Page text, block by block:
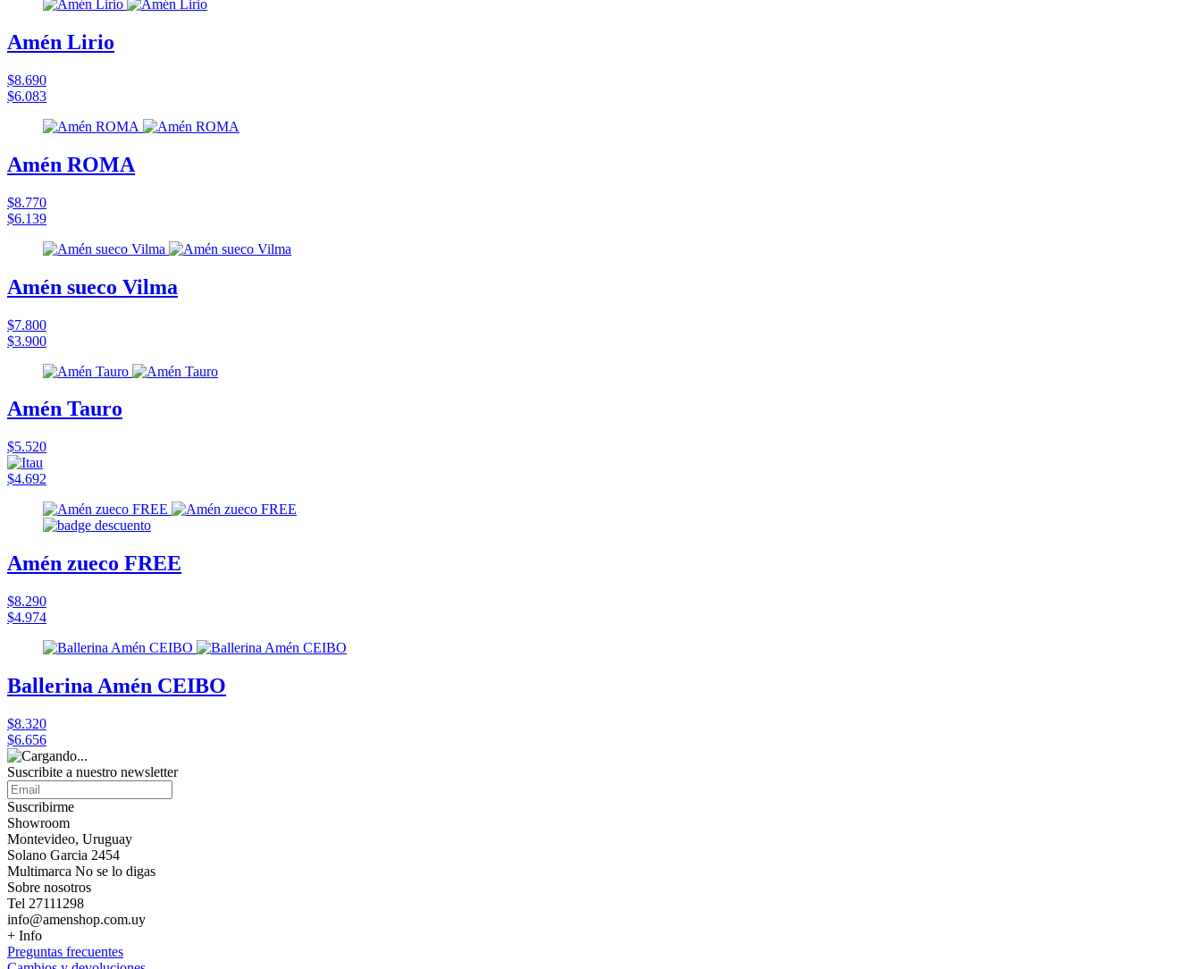
Amén Lirio
$8.690
$6.083
Amén ROMA
$8.770
$6.139
Amén sueco Vilma
$7.800
$3.900
Amén Tauro
$5.520
$4.692
Amén zueco FREE
$8.290
$4.974
Ballerina Amén CEIBO
$8.320
$6.656
Suscribite a nuestro newsletter
Suscribirme
Showroom
Montevideo, Uruguay
Solano Garcia 2454
Multimarca No se lo digas
Sobre nosotros
Tel 27111298
info@amenshop.com.uy
+ Info
Preguntas frecuentes